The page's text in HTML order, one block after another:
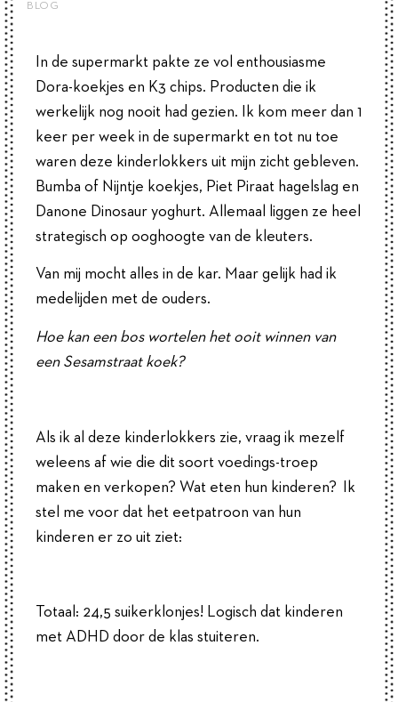
BLOG
In de supermarkt pakte ze vol enthousiasme
Dora-koekjes en K3 chips. Producten die ik
werkelijk nog nooit had gezien. Ik kom meer dan 1
keer per week in de supermarkt en tot nu toe
waren deze kinderlokkers uit mijn zicht gebleven.
Bumba of Nijntje koekjes, Piet Piraat hagelslag en
Danone Dinosaur yoghurt. Allemaal liggen ze heel
strategisch op ooghoogte van de kleuters.
Van mij mocht alles in de kar. Maar gelijk had ik
medelijden met de ouders.
Hoe kan een bos wortelen het ooit winnen van
een Sesamstraat koek?
Als ik al deze kinderlokkers zie, vraag ik mezelf
weleens af wie die dit soort voedings-troep
maken en verkopen? Wat eten hun kinderen? Ik
stel me voor dat het eetpatroon van hun
kinderen er zo uit ziet:
Totaal: 24,5 suikerklonjes! Logisch dat kinderen
met ADHD door de klas stuiteren.